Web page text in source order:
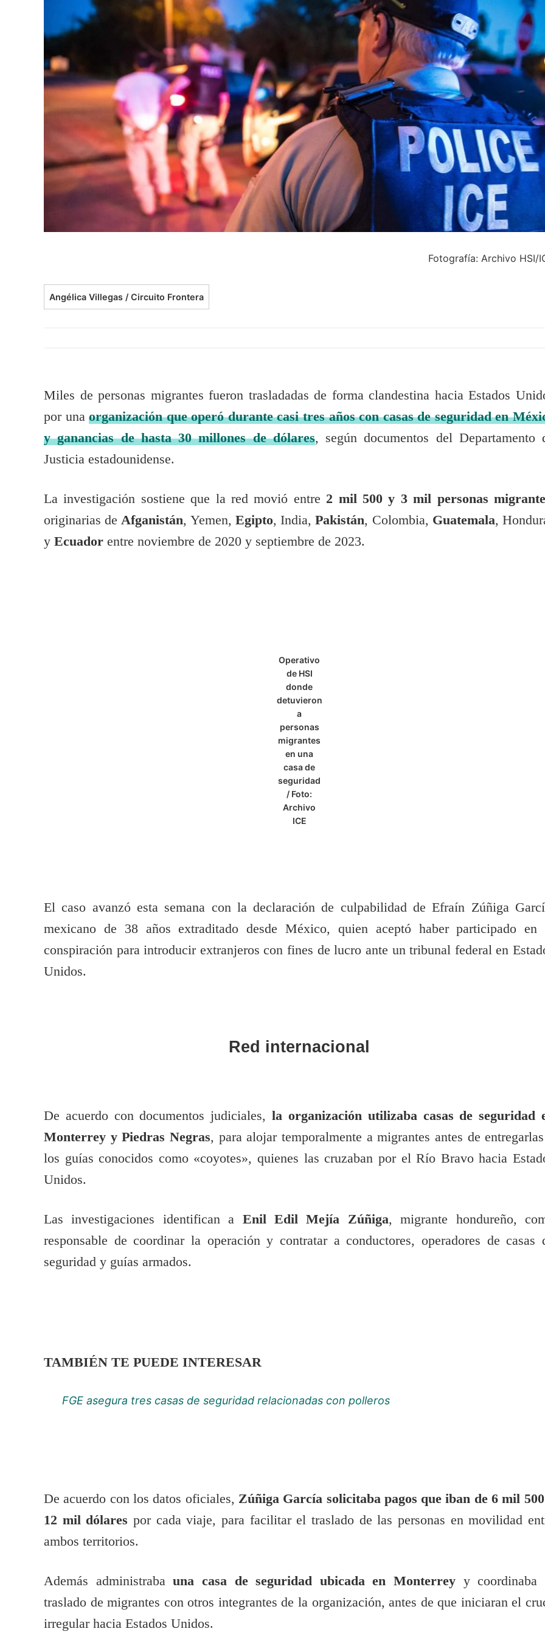
Fotografía: Archivo HSI/
Angélica Villegas / Circuito Frontera
Miles de personas migrantes fueron trasladadas de forma clandestina hacia Estados
por unaorganización que operó durante casi tres años con casas de seguridad en
y ganancias de hasta 30 millones de dólares, según documentos del Departamento
Justicia estadounidense.
La investigación sostiene que la red movió entre 2 mil 500 y 3 mil personas
originarias deAfganistán, Yemen, Egipto, India,Pakistán, Colombia, Guatemala,
y Ecuador entre noviembre de 2020 y septiembre de 2023.
Operativo
de HSI
donde
detuvieron
a
personas
migrantes
en una
casa de
seguridad
/ Foto:
Archivo
ICE
El caso avanzó esta semana con la declaración de culpabilidad de Efraín Zúñiga
mexicano de 38 años extraditado desde México, quien aceptó haber participado en
conspiración para introducir extranjeros con fines de lucro ante un tribunal federal en
Unidos.
Red internacional
De acuerdo con documentos judiciales,la organización utilizaba casas de seguridad
Monterrey y Piedras Negras, para alojar temporalmente a migrantes antes de
los guías conocidos como «coyotes», quienes las cruzaban por el Río Bravo hacia
Unidos.
Las investigaciones identifican a Enil Edil Mejía Zúñiga, migrante hondureño,
responsable de coordinar la operación y contratar a conductores, operadores de casas
seguridad y guías armados.
TAMBIÉN TE PUEDE INTERESAR
FGE asegura tres casas de seguridad relacionadas con polleros
De acuerdo con los datos oficiales, Zúñiga García solicitaba pagos que iban de 6 mil
12 mil dólares por cada viaje, para facilitar el traslado de las personas en movilidad
ambos territorios.
Además administrabauna casa de seguridad ubicada en Monterrey y coordinaba
traslado de migrantes con otros integrantes de la organización, antes de que iniciaran el
irregular hacia Estados Unidos.